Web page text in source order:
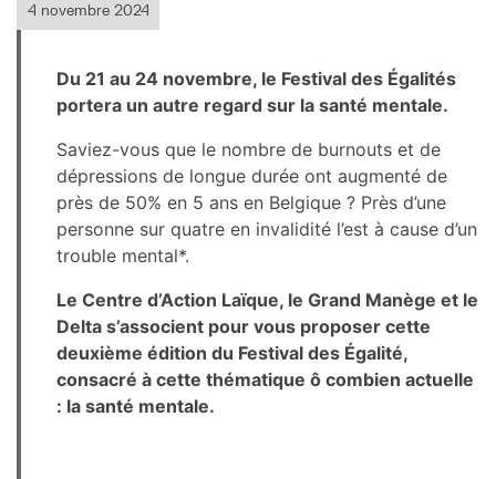
4 novembre 2024
Du 21 au 24 novembre, le Festival des Égalités
portera un autre regard sur la santé mentale.
Saviez-vous que le nombre de burnouts et de
dépressions de longue durée ont augmenté de
près de 50% en 5 ans en Belgique ? Près d’une
personne sur quatre en invalidité l’est à cause d’un
trouble mental*.
Le Centre d’Action Laïque, le Grand Manège et le
Delta s’associent pour vous proposer cette
deuxième édition du Festival des Égalité,
consacré à cette thématique ô combien actuelle
: la santé mentale.